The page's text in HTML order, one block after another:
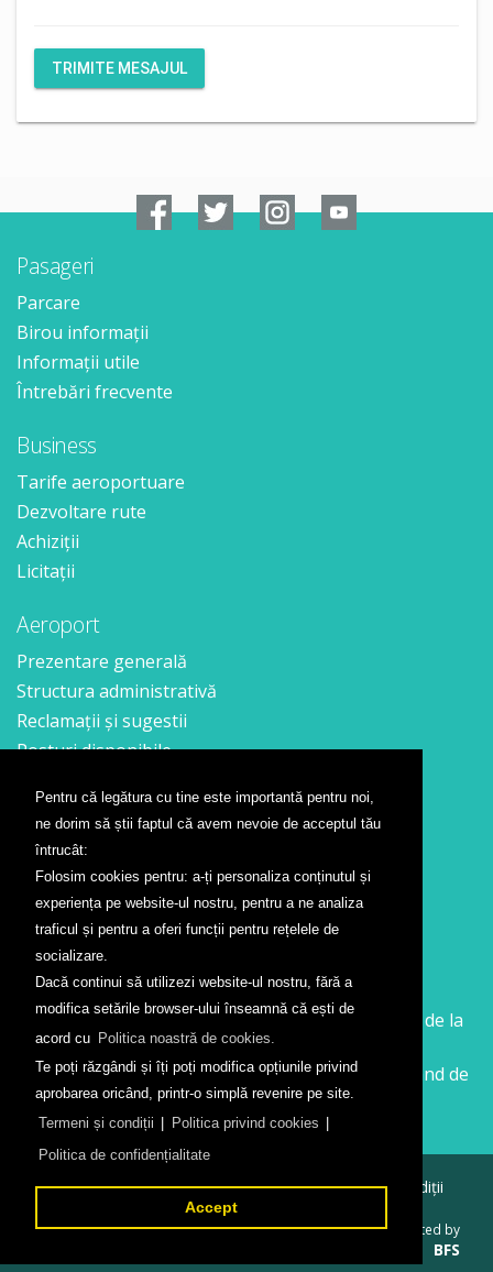
Pentru că legătura cu tine este importantă pentru noi,
ne dorim să știi faptul că avem nevoie de acceptul tău
întrucât:
Folosim cookies pentru: a-ți personaliza conținutul și
experiența pe website-ul nostru, pentru a ne analiza
traficul și pentru a oferi funcții pentru rețelele de
socializare.
Dacă continui să utilizezi website-ul nostru, fără a
modifica setările browser-ului înseamnă că ești de
acord cu Politica noastră de cookies.
Te poți răzgândi și îți poți modifica opțiunile privind
aprobarea oricând, printr-o simplă revenire pe site.
Termeni și condiții | Politica privind cookies |
Politica de confidențialitate
Accept
Pasageri
Parcare
Birou informații
Informații utile
Întrebări frecvente
Business
Tarife aeroportuare
Dezvoltare rute
Achiziții
Licitații
Aeroport
Prezentare generală
Structura administrativă
Reclamații și sugestii
Posturi disponibile
Contact
Formular contact
Localizare
Presă
Companii aeriene
Wizz Air
Călătorește la Sibiu cu Wizz Air. Zboruri începând de la
26 GBP
Călătorește de la Sibiu cu Wizz Air. Zboruri începând de
la 138 RON
© 2026Aeroportul Internațional Sibiu
Termeni și condiții
Politica de confidențialitate
Created by
BFS